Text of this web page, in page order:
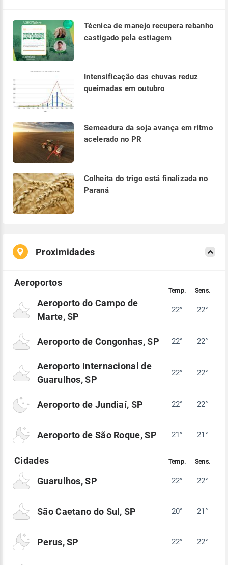
Técnica de manejo recupera rebanho
castigado pela estiagem
Intensificação das chuvas reduz
queimadas em outubro
Semeadura da soja avança em ritmo
acelerado no PR
Colheita do trigo está finalizada no
Paraná
Proximidades
Aeroporto do Campo de
Marte, SP
22° 22°
Aeroporto de Congonhas, SP 22° 22°
Aeroporto Internacional de
Guarulhos, SP
22° 22°
Aeroporto de Jundiaí, SP 22° 22°
Aeroporto de São Roque, SP 21° 21°
Guarulhos, SP 22° 22°
São Caetano do Sul, SP 20° 21°
Perus, SP 22° 22°